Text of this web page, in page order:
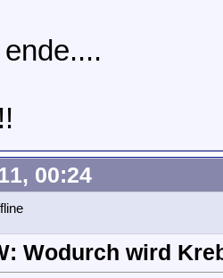
00:24
Wodurch wird